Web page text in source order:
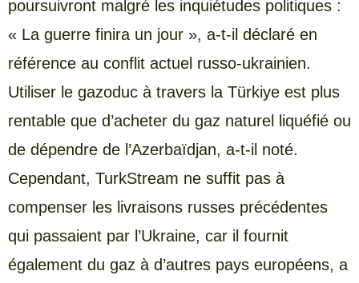
poursuivront malgré les inquiétudes politiques :
« La guerre finira un jour », a-t-il déclaré en
référence au conflit actuel russo-ukrainien.
Utiliser le gazoduc à travers la Türkiye est plus
rentable que d’acheter du gaz naturel liquéfié ou
de dépendre de l’Azerbaïdjan, a-t-il noté.
Cependant, TurkStream ne suffit pas à
compenser les livraisons russes précédentes
qui passaient par l’Ukraine, car il fournit
également du gaz à d’autres pays européens, a